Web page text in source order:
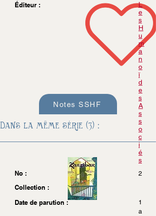
Éditeur :
L
e
s
H
u
m
a
n
o
ï
d
e
s
A
s
s
o
c
i
é
s
No :
2
Collection :
Date de parution :
1
a
Notes SSHF
Dans la même série (3) :